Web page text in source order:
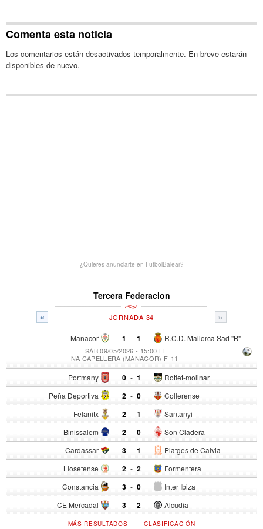
Comenta esta noticia
Los comentarios están desactivados temporalmente. En breve estarán
disponibles de nuevo.
¿Quieres anunciarte en FutbolBalear?
Tercera Federacion
« »
JORNADA 34
Manacor 1 - R.C.D. Mallorca Sad "B"
1
SÁB 09/05/2026 - 15:00 H
NA CAPELLERA (MANACOR) F-11
Portmany 0 - Rotlet-molinar
1
Peña Deportiva 2 - Collerense
0
Felanitx 2 - Santanyi
1
Binissalem 2 - Son Cladera
0
Cardassar 3 - Platges de Calvia
1
Llosetense 2 - Formentera
2
Constancia 3 - Inter Ibiza
0
CE Mercadal 3 - Alcudia
2
MÁS RESULTADOS -CLASIFICACIÓN